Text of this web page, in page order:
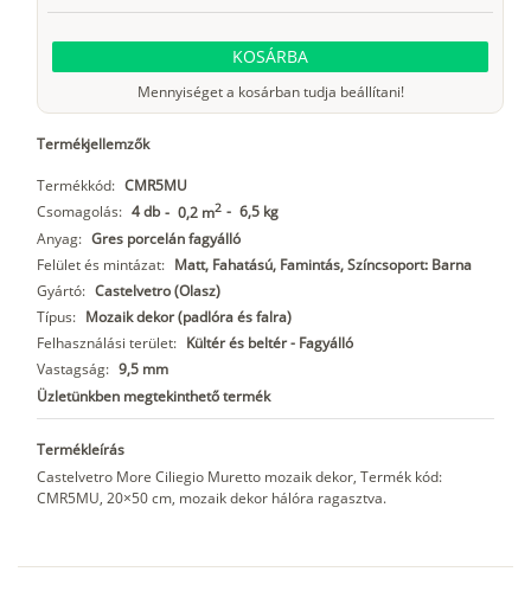
KOSÁRBA
Mennyiséget a kosárban tudja beállítani!
Termékjellemzők
Termékkód: CMR5MU
Csomagolás: 4 db - 0,2 m2 - 6,5 kg
Anyag: Gres porcelán fagyálló
Felület és mintázat: Matt, Fahatású, Famintás, Színcsoport: Barna
Gyártó: Castelvetro (Olasz)
Típus: Mozaik dekor (padlóra és falra)
Felhasználási terület: Kültér és beltér - Fagyálló
Vastagság: 9,5 mm
Üzletünkben megtekinthető termék
Termékleírás
Castelvetro More Ciliegio Muretto mozaik dekor, Termék kód:
CMR5MU, 20×50 cm, mozaik dekor hálóra ragasztva.